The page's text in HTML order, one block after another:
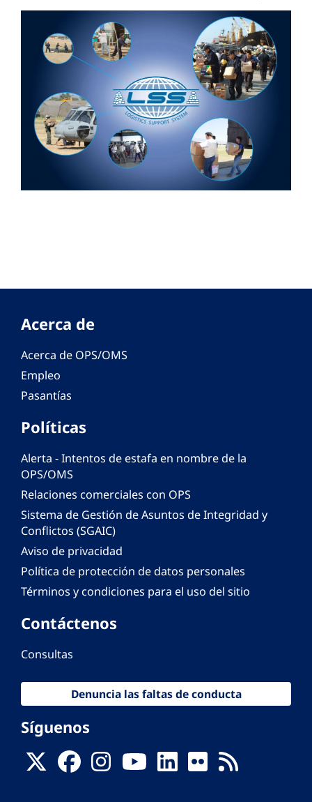
Acerca de
Acerca de OPS/OMS
Empleo
Pasantías
Políticas
Alerta - Intentos de estafa en nombre de la
OPS/OMS
Relaciones comerciales con OPS
Sistema de Gestión de Asuntos de Integridad y
Conflictos (SGAIC)
Aviso de privacidad
Política de protección de datos personales
Términos y condiciones para el uso del sitio
Contáctenos
Consultas
Denuncia las faltas de conducta
Síguenos